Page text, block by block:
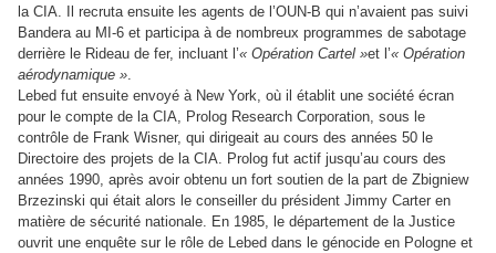
la CIA. Il recruta ensuite les agents de l’OUN-B qui n’avaient pas suivi
Bandera au MI-6 et participa à de nombreux programmes de sabotage
derrière le Rideau de fer, incluant l’« Opération Cartel »et l’« Opération
aérodynamique »
Lebed fut ensuite envoyé à New York, où il établit une société écran
pour le compte de la CIA, Prolog Research Corporation, sous le
contrôle de Frank Wisner, qui dirigeait au cours des années 50 le
Directoire des projets de la CIA. Prolog fut actif jusqu’au cours des
années 1990, après avoir obtenu un fort soutien de la part de Zbigniew
Brzezinski qui était alors le conseiller du président Jimmy Carter en
matière de sécurité nationale. En 1985, le département de la Justice
ouvrit une enquête sur le rôle de Lebed dans le génocide en Pologne et